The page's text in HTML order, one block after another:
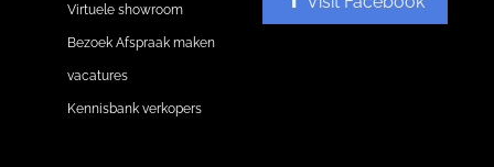
Virtuele showroom
Bezoek Afspraak maken
vacatures
Kennisbank verkopers